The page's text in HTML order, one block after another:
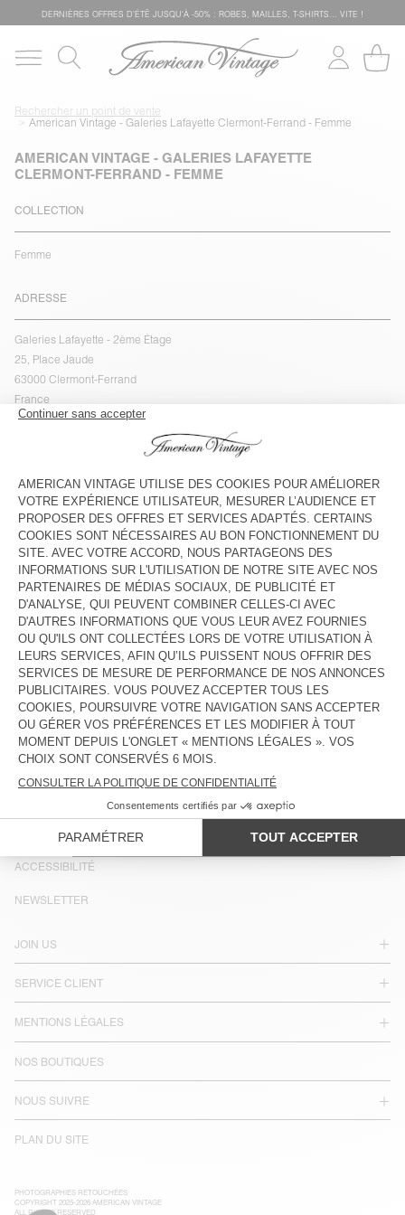
DERNIÈRES OFFRES D'ÉTÊ JUSQU'À -50% : ROBES, MAILLES, T-SHIRTS... VITE !
Rechercher un point de vente
American Vintage - Galeries Lafayette Clermont-Ferrand - Femme
AMERICAN VINTAGE - GALERIES LAFAYETTE
CLERMONT-FERRAND - FEMME
COLLECTION
Femme
ADRESSE
Galeries Lafayette - 2ème Étage
25, Place Jaude
63000 Clermont-Ferrand
France
voir l''itinéraire
HORAIRES
Lundi
10:00 - 19:30
Mardi
10:00 - 19:30
Mercredi
10:00 - 19:30
Jeudi
10:00 - 19:30
Vendredi
10:00 - 19:30
Samedi
10:00 - 20:00
Dimanche
Fermé
Tél. :(+33) 04 73 41 06 52
E-mail :contact@americanvintage-store.com
PAYS/RÉGIONS : FRANCE
LANGUE :
ACCESSIBILITÉ
JOIN US
SERVICE CLIENT
MENTIONS LÉGALES
NOS BOUTIQUES
NOUS SUIVRE
PLAN DU SITE
NEWSLETTER
PHOTOGRAPHIES RETOUCHÉES
COPYRIGHT 2025-2026 AMERICAN VINTAGE
ALL RIGHTS RESERVED